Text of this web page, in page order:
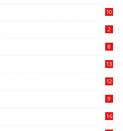
10
2
8
13
12
9
16